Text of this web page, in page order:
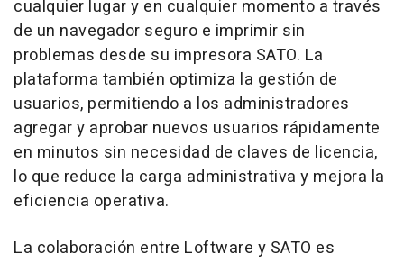
cualquier lugar y en cualquier momento a través
de un navegador seguro e imprimir sin
problemas desde su impresora SATO. La
plataforma también optimiza la gestión de
usuarios, permitiendo a los administradores
agregar y aprobar nuevos usuarios rápidamente
en minutos sin necesidad de claves de licencia,
lo que reduce la carga administrativa y mejora la
eficiencia operativa.
La colaboración entre Loftware y SATO es